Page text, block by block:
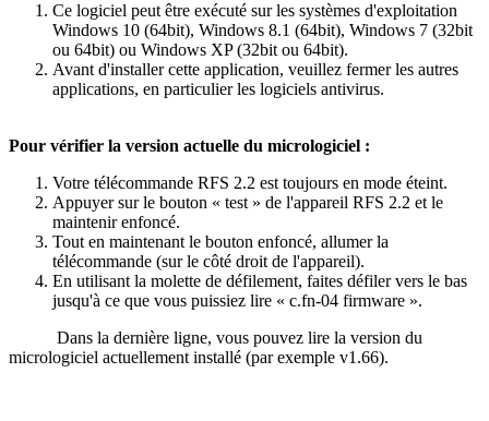
Ce logiciel peut être exécuté sur les systèmes d'exploitation
Windows 10 (64bit), Windows 8.1 (64bit), Windows 7 (32bit
ou 64bit) ou Windows XP (32bit ou 64bit).
Avant d'installer cette application, veuillez fermer les autres
applications, en particulier les logiciels antivirus.
Pour vérifier la version actuelle du micrologiciel :
Votre télécommande RFS 2.2 est toujours en mode éteint.
Appuyer sur le bouton « test » de l'appareil RFS 2.2 et le
maintenir enfoncé.
Tout en maintenant le bouton enfoncé, allumer la
télécommande (sur le côté droit de l'appareil).
En utilisant la molette de défilement, faites défiler vers le bas
jusqu'à ce que vous puissiez lire « c.fn-04 firmware ».
Dans la dernière ligne, vous pouvez lire la version du
micrologiciel actuellement installé (par exemple v1 .66).